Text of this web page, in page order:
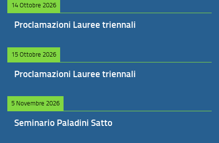
14 Ottobre 2026
Proclamazioni Lauree triennali
15 Ottobre 2026
Proclamazioni Lauree triennali
5 Novembre 2026
Seminario Paladini Satto